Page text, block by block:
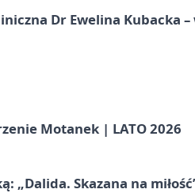
Dr Ewelina Kubacka
Motanek | LATO 2026
„Dalida. Skazana na